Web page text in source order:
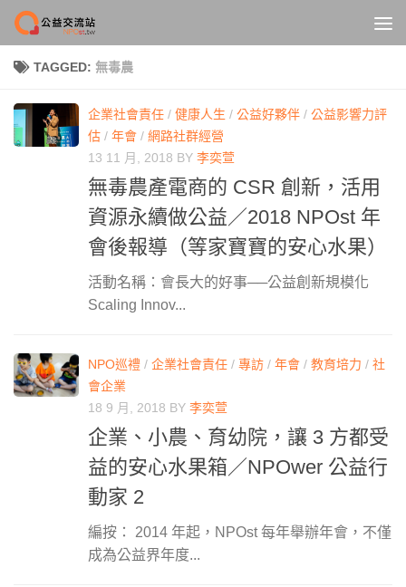
Skip to content
TAGGED: 無毒農
企業社會責任 / 健康人生 / 公益好夥伴 / 公益影響力評
估 / 年會 / 網路社群經營
13 11 月, 2018 BY 李奕萱
無毒農產電商的 CSR 創新，活用
資源永續做公益／2018 NPOst 年
會後報導（等家寶寶的安心水果）
活動名稱：會長大的好事──公益創新規模化
Scaling Innov...
NPO巡禮 / 企業社會責任 / 專訪 / 年會 / 教育培力 / 社
會企業
18 9 月, 2018 BY 李奕萱
企業、小農、育幼院，讓 3 方都受
益的安心水果箱／NPOwer 公益行
動家 2
編按： 2014 年起，NPOst 每年舉辦年會，不僅
成為公益界年度...